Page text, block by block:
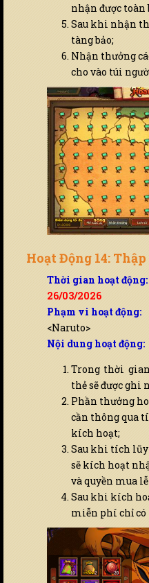
nhận được toàn
Sau khi nhận
tàng bảo;
Nhận thưởng
cho vào túi
Hoạt Động 14:
Thời gian hoạt động:
26/03/2026
Phạm vi hoạt động:
<Naruto>
Nội dung hoạt động:
Trong thời
thẻ sẽ được ghi
Phần thưởng
cần thông qua
kích hoạt;
Sau khi tích lũy
sẽ kích hoạt
và quyền mua lễ
Sau khi kích
miễn phí chỉ có